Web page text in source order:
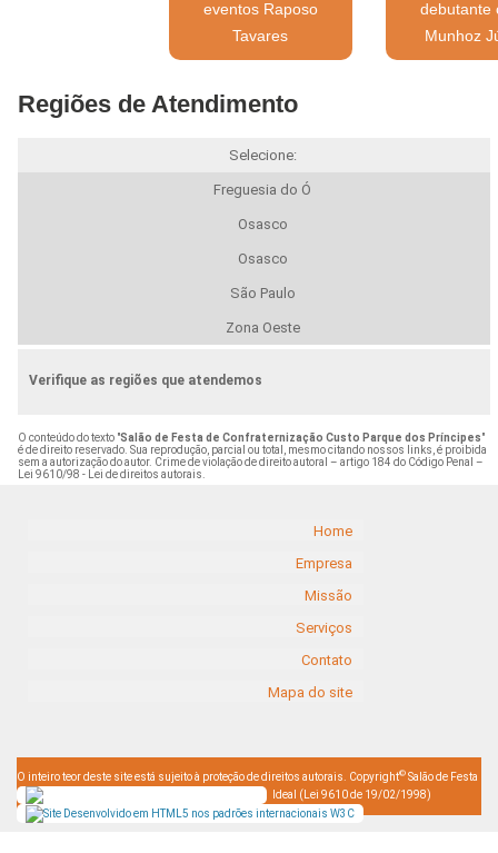
eventos Raposo
Tavares
debutante
Munhoz
Regiões de Atendimento
Selecione:
Freguesia do Ó
Osasco
Osasco
São Paulo
Zona Oeste
Verifique as regiões que atendemos
O conteúdo do texto "Salão de Festa de Confraternização Custo Parque dos Príncipes"
é de direito reservado. Sua reprodução, parcial ou total, mesmo citando nossos links, é proibida
sem a autorização do autor. Crime de violação de direito autoral – artigo 184 do Código Penal –
Lei 9610/98 - Lei de direitos autorais
Home
Empresa
Missão
Serviços
Contato
Mapa do site
O inteiro teor deste site está sujeito à proteção de direitos autorais. Copyright© Salão de Festa
Ideal (Lei 9610 de 19/02/1998)